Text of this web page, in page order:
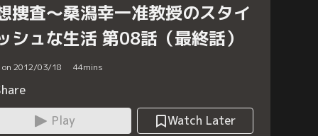
捜査～桑潟幸一准教授のスタイ
シュな生活 第08話（最終話）
2012/03/18 44mins
Play
Watch Later